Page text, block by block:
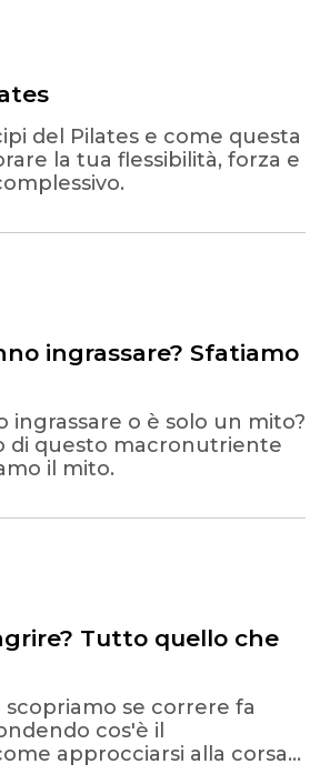
del Pilates e come questa
la tua flessibilità, forza e
ingrassare? Sfatiamo
ingrassare o è solo un mito?
di questo macronutriente
il mito.
Tutto quello che
se correre fa
cos'è il
approcciarsi alla corsa